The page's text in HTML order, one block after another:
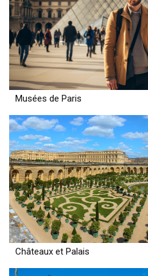
Musées de Paris
Châteaux et Palais